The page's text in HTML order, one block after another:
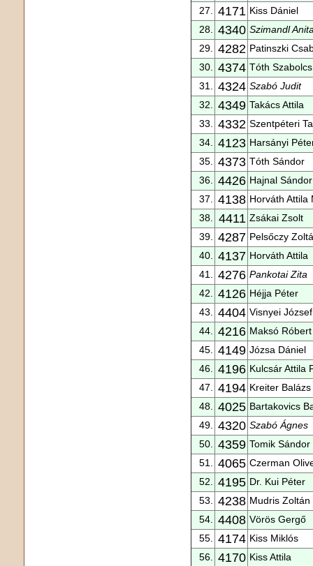
27.
4171 Kiss Dániel
28.
4340 Szimandl
29.
4282 Patinszki
30.
4374 Tóth Szabolcs
31.
4324 Szabó Judit
32.
4349 Takács Attila
33.
4332 Szentpéteri
34.
4123 Harsányi
35.
4373 Tóth Sándor
36.
4426 Hajnal Sándor
37.
4138 Horváth Attila
38.
4411 Zsákai Zsolt
39.
4287 Pelsőczy
40.
4137 Horváth Attila
41.
4276 Pankotai Zita
42.
4126 Héjja Péter
43.
4404 Visnyei József
44.
4216 Maksó Róbert
45.
4149 Józsa Dániel
46.
4196 Kulcsár Attila
47.
4194 Kreiter Balázs
48.
4025 Bartakovics
49.
4320 Szabó Ágnes
50.
4359 Tomik Sándor
51.
4065 Czerman
52.
4195 Dr. Kui Péter
53.
4238 Mudris Zoltán
54.
4408 Vörös Gergő
55.
4174 Kiss Miklós
56.
4170 Kiss Attila